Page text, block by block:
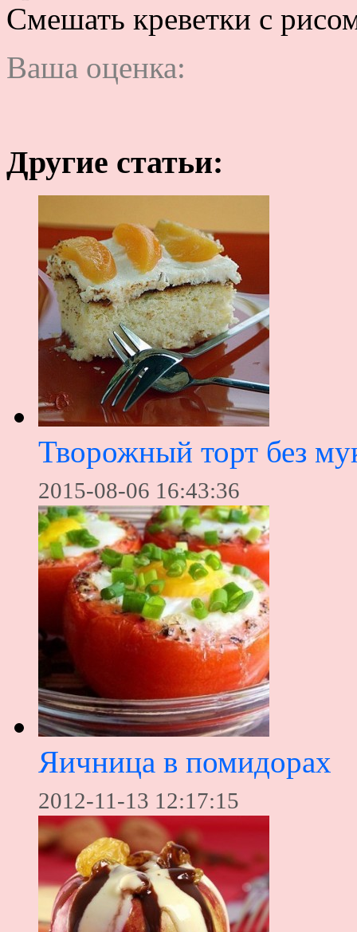
Смешать креветки с
Ваша оценка:
Другие статьи:
Творожный торт без
2015-08-06 16:43:36
Яичница в помидорах
2012-11-13 12:17:15